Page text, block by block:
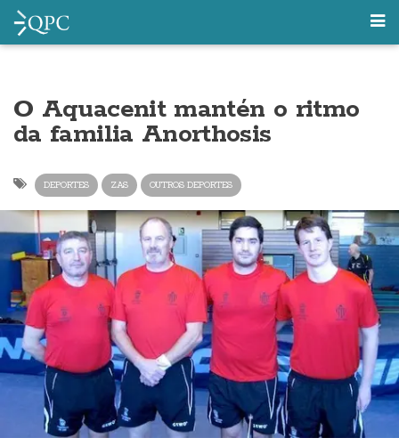
O Aquacenit mantén o ritmo
da familia Anorthosis
DEPORTES ZAS OUTROS DEPORTES